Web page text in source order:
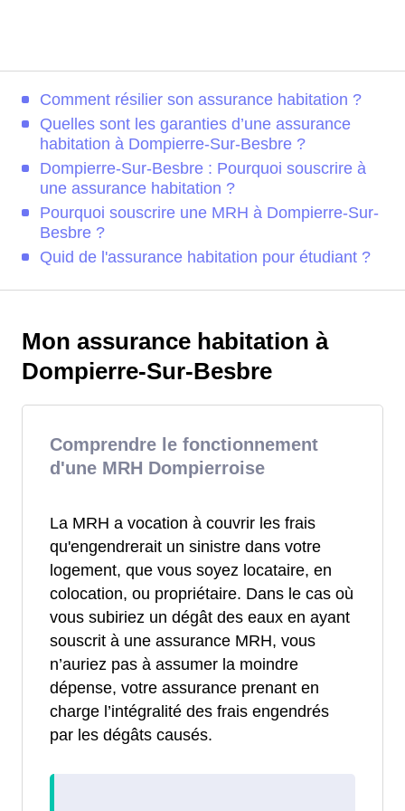
Comment résilier son assurance habitation ?
Quelles sont les garanties d’une assurance
habitation à Dompierre-Sur-Besbre ?
Dompierre-Sur-Besbre : Pourquoi souscrire à
une assurance habitation ?
Pourquoi souscrire une MRH à Dompierre-Sur-
Besbre ?
Quid de l'assurance habitation pour étudiant ?
Mon assurance habitation à
Dompierre-Sur-Besbre
Comprendre le fonctionnement
d'une MRH Dompierroise
La MRH a vocation à couvrir les frais
qu'engendrerait un sinistre dans votre
logement, que vous soyez locataire, en
colocation, ou propriétaire. Dans le cas où
vous subiriez un dégât des eaux en ayant
souscrit à une assurance MRH, vous
n’auriez pas à assumer la moindre
dépense, votre assurance prenant en
charge l’intégralité des frais engendrés
par les dégâts causés.